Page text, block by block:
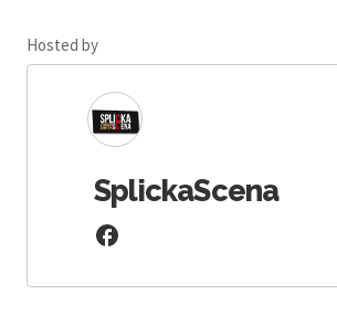
Hosted by
SplickaScena